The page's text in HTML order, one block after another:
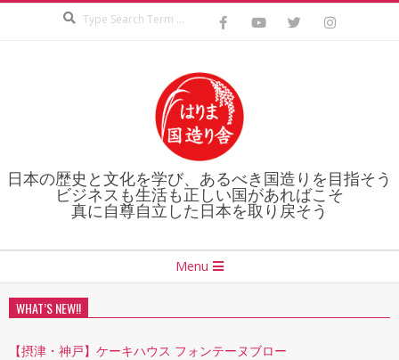
日本の歴史と文化を学び、あるべき国造りを目指そう
ビジネスも生活も正しい国があればこそ
真に自尊自立した日本を取り戻そう
Menu
Menu
WHAT’S NEW!!
【摂津・神戸】ケーキハウス フォンテーヌブロー